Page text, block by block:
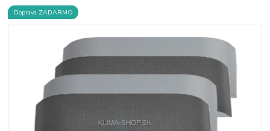
Doprava ZADARMO